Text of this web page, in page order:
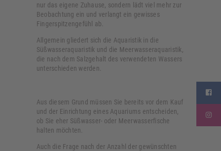
nur das eigene Zuhause, sondern lädt viel mehr zur
Beobachtung ein und verlangt ein gewisses
Fingerspitzengefühl ab.
Allgemein gliedert sich die Aquaristik in die
Süßwasseraquaristik und die Meerwasseraquaristik,
die nach dem Salzgehalt des verwendeten Wassers
unterschieden werden.
Aus diesem Grund müssen Sie bereits vor dem Kauf
und der Einrichtung eines Aquariums entscheiden,
ob Sie eher Süßwasser- oder Meerwasserfische
halten möchten.
Auch die Frage nach der Anzahl der gewünschten